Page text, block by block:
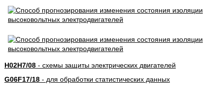
H02H7/08- схемы защиты электрических двигателей
G06F17/18- для обработки статистических данных